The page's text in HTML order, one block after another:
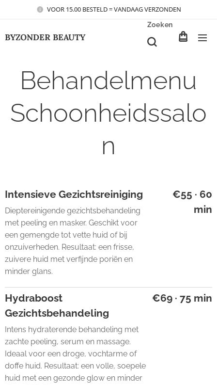
VOOR 15.00 BESTELD = VANDAAG VERZONDEN
BYZONDER BEAUTY
Zoeken
Behandelmenu
Schoonheidssalo
n
Intensieve Gezichtsreiniging
Dieptereinigende gezichtsbehandeling
met peeling en masker. Geschikt voor
een gemengde tot vette huid of bij
onzuiverheden. Resultaat: een frisse,
zuivere huid met verfijnde poriën en
minder glans.
€55 · 60
min
Hydraboost
Gezichtsbehandeling
Intens hydraterende behandeling met
zachte peeling, serum en massage.
Ideaal voor een droge, vochtarme of
doffe huid. Resultaat: een volle, soepele
huid met een gezonde glow en minder
€69 · 75 min